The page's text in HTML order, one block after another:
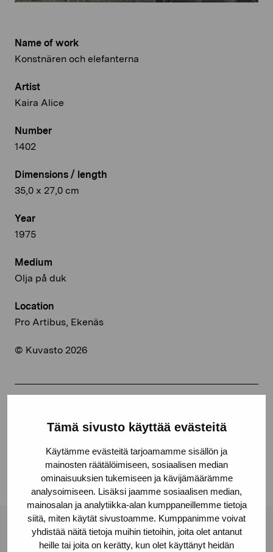
Tämä sivusto käyttää evästeitä
Käytämme evästeitä tarjoamamme sisällön ja
mainosten räätälöimiseen, sosiaalisen median
ominaisuuksien tukemiseen ja kävijämäärämme
analysoimiseen. Lisäksi jaamme sosiaalisen median,
mainosalan ja analytiikka-alan kumppaneillemme tietoja
siitä, miten käytät sivustoamme. Kumppanimme voivat
yhdistää näitä tietoja muihin tietoihin, joita olet antanut
heille tai joita on kerätty, kun olet käyttänyt heidän
Name of work
Konstnären och elefanterna
Artist
Kaira Alice
Number
1402
Dimensions / length
35,0 x 27,0 cm
Year
1975
Medium
Olja på duk
Location
Pro Artibus, Ekenäs
© Kuvasto 2026
Facebook
Linkedin
Pro Artibus Foundation